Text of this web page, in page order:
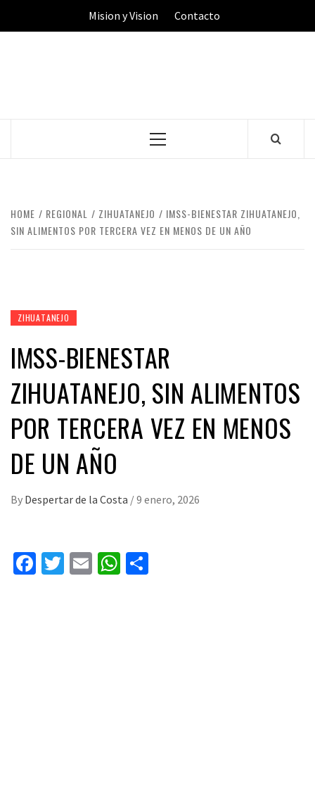
Mision y Vision Contacto
Primary
HOME REGIONAL ZIHUATANEJO
IMSS-BIENESTAR ZIHUATANEJO,
SIN ALIMENTOS POR TERCERA VEZ EN MENOS DE UN AÑO
ZIHUATANEJO
IMSS-BIENESTAR
ZIHUATANEJO, SIN ALIMENTOS
POR TERCERA VEZ EN MENOS
DE UN AÑO
By Despertar de la Costa /9 enero, 2026
Facebook
Twitter
EmailWhatsApp